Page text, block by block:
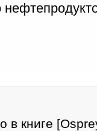
в книге